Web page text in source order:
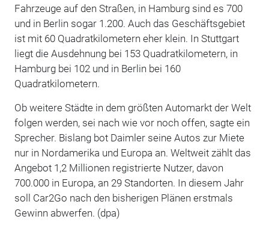
Fahrzeuge auf den Straßen, in Hamburg sind es 700
und in Berlin sogar 1.200. Auch das Geschäftsgebiet
ist mit 60 Quadratkilometern eher klein. In Stuttgart
liegt die Ausdehnung bei 153 Quadratkilometern, in
Hamburg bei 102 und in Berlin bei 160
Quadratkilometern.
Ob weitere Städte in dem größten Automarkt der Welt
folgen werden, sei nach wie vor noch offen, sagte ein
Sprecher. Bislang bot Daimler seine Autos zur Miete
nur in Nordamerika und Europa an. Weltweit zählt das
Angebot 1,2 Millionen registrierte Nutzer, davon
700.000 in Europa, an 29 Standorten. In diesem Jahr
soll Car2Go nach den bisherigen Plänen erstmals
Gewinn abwerfen. (dpa)